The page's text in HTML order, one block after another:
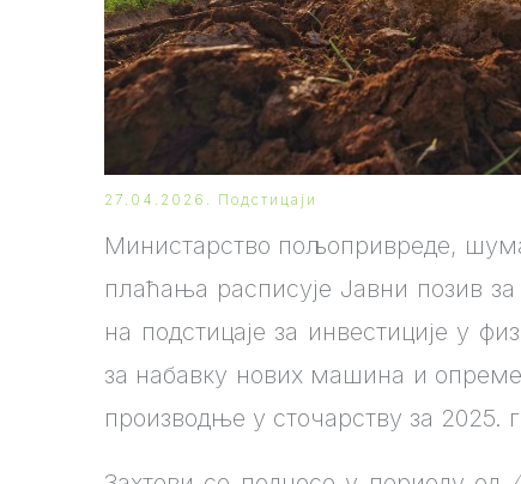
27.04.2026. Подстицаји
Министарство пољопривреде,
плаћања расписује Јавни позив
на подстицаје за инвестиције у
за набавку нових машина и
производње у сточарству за 2025.